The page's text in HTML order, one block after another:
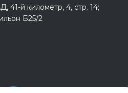
41-й километр, 4, стр. 14;
Б25/2